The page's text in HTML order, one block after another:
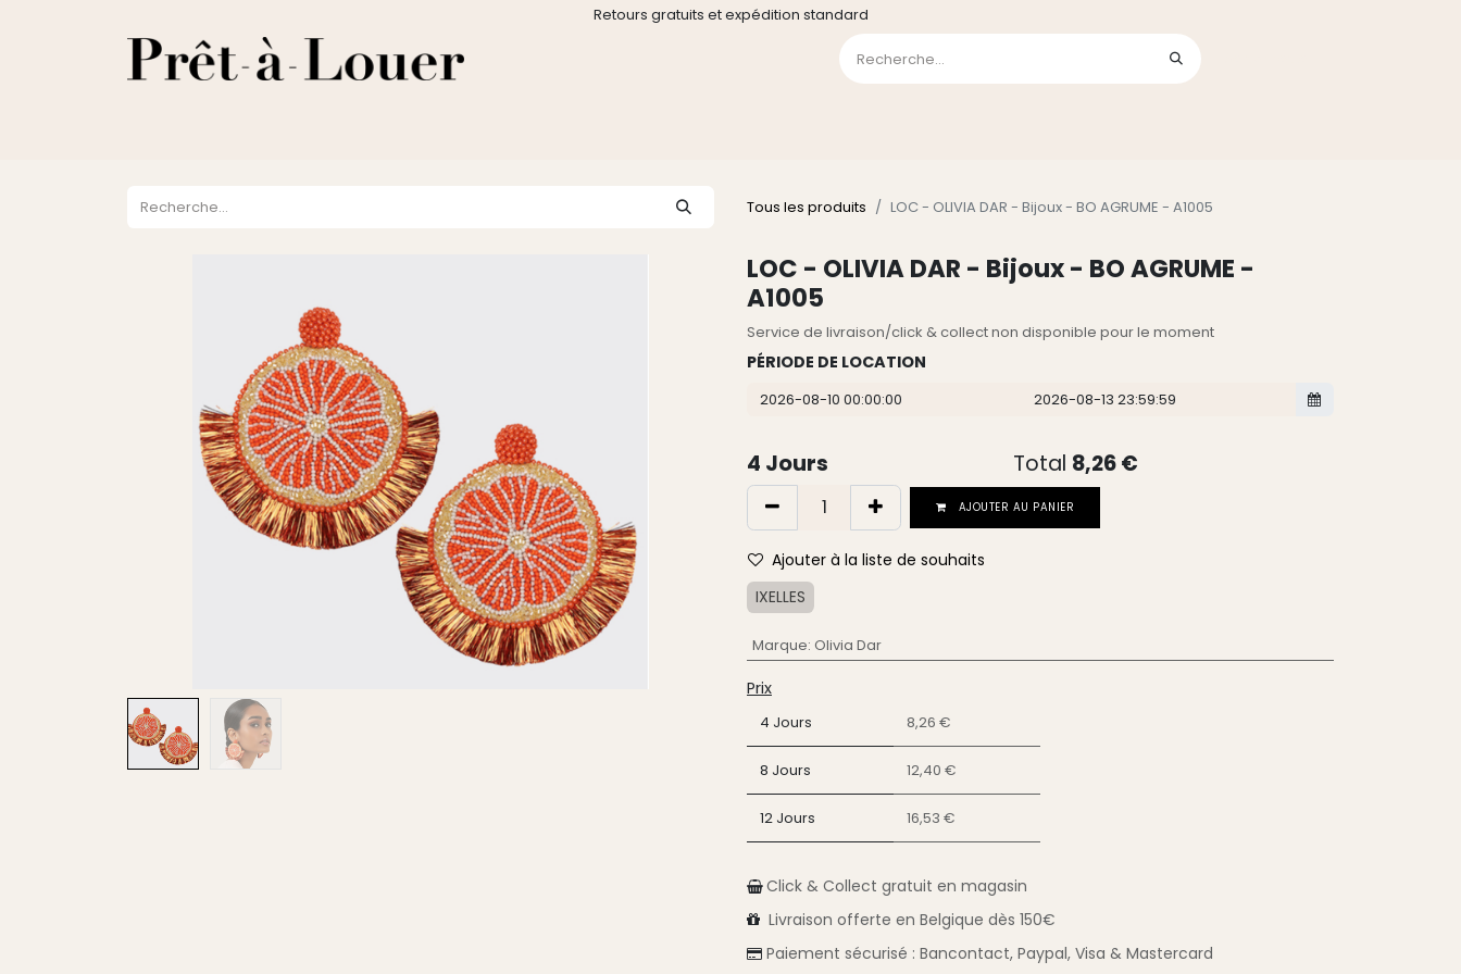
Retours gratuits et expédition standard
Tous les produits LOC - OLIVIA DAR - Bijoux - BO AGRUME - A1005
LOC - OLIVIA DAR - Bijoux - BO AGRUME -
A1005
Service de livraison/click & collect non disponible pour le moment
PÉRIODE DE LOCATION
4 Jours Total 8,26€
AJOUTER AU PANIER
Ajouter à la liste de souhaits
IXELLES
Marque: Olivia Dar
Prix
4 Jours 8,26 €
8 Jours 12,40 €
12 Jours 16,53 €
Click & Collect gratuit en magasin
Livraison offerte en Belgique dès 150€
Paiement sécurisé : Bancontact, Paypal, Visa & Mastercard